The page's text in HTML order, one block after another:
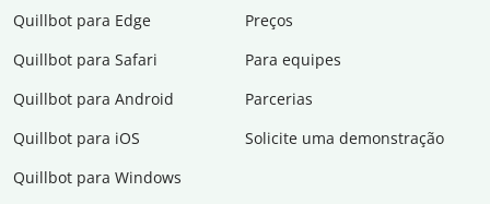
Quillbot para Edge
Quillbot para Safari
Quillbot para Android
Quillbot para iOS
Quillbot para Windows
Preços
Para equipes
Parcerias
Solicite uma demonstração